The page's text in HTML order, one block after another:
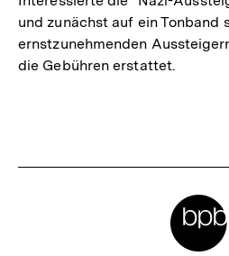
und zunächst auf ein Tonband
ernstzunehmenden
die Gebühren erstattet.